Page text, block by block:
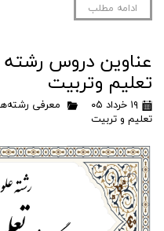
ادامه مطلب
عناوین دروس
تعلیم وتربیت
۱۹ خرداد ۰۵ معرفی
تعلیم و تربیت